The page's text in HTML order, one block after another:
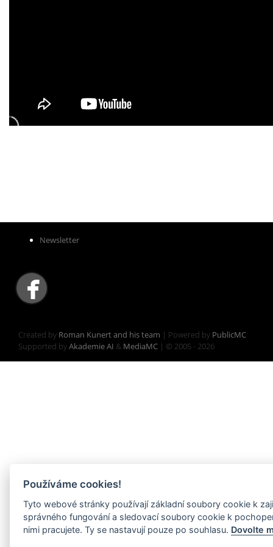
Newsletter
Created by Roman Kunert and his team | Powered by PublicMC
Supported byAkademie AI & MediaMC | © 2005 - 2026
Používáme cookies!
Tyto webové stránky používají základní soubory cookie k
správného fungování a sledovací soubory cookie k
nimi pracujete. Ty se nastavují pouze po souhlasu. Dovolte